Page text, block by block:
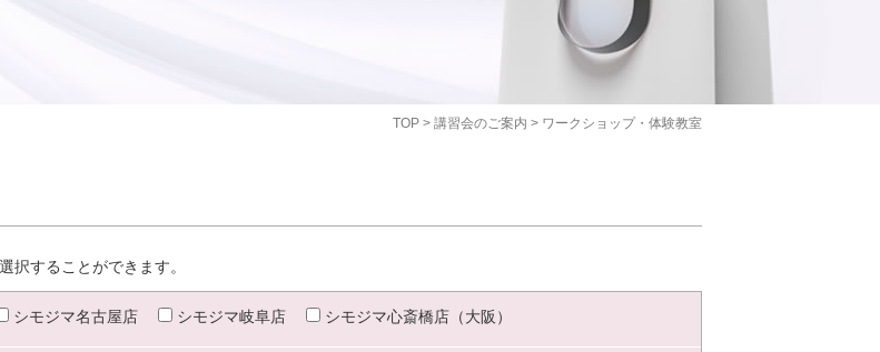
TOP > 講習会のご案内 > ワークショップ・体験教室
択することができます。
シモジマ名古屋店 シモジマ岐阜店 シモジマ心斎橋店（大阪）